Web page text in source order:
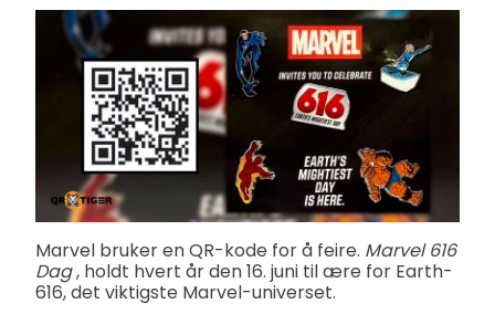
Marvel bruker en QR-kode for å feire. Marvel 616
Dag, holdt hvert år den 16. juni til ære for Earth-
616, det viktigste Marvel-universet.